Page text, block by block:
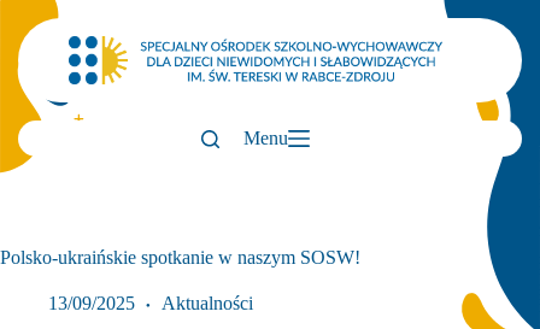
treści
Menu
Polsko-ukraińskie spotkanie w naszym SOSW!
13/09/2025 Aktualności